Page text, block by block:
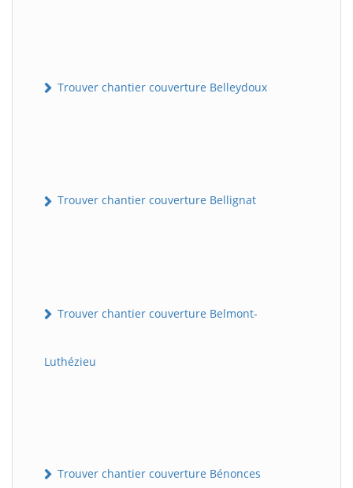
Trouver chantier couverture Belleydoux
Trouver chantier couverture Bellignat
Trouver chantier couverture Belmont-
Luthézieu
Trouver chantier couverture Bénonces